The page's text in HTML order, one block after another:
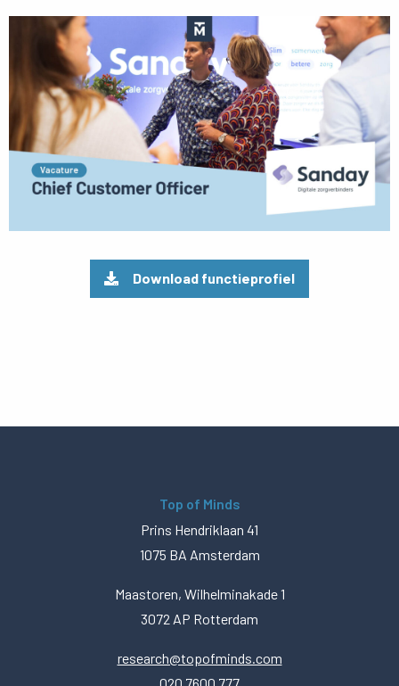
Preview
pdf
Download functieprofiel
Top of Minds
Prins Hendriklaan 41
1075 BA Amsterdam
Maastoren, Wilhelminakade 1
3072 AP Rotterdam
research@topofminds.com